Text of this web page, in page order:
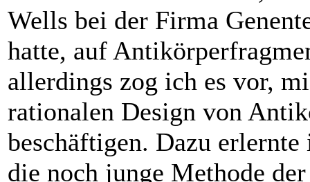
Wells bei der Firma
hatte, auf
allerdings zog ich es vor,
rationalen Design von
beschäftigen. Dazu
die noch junge Methode der